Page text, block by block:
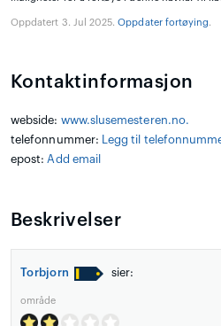
Oppdatert 3. Jul 2025.Oppdater fortøying.
Kontaktinformasjon
webside: www.slusemesteren.no.
telefonnummer:
Legg til
epost: Add email
Beskrivelser
Torbjorn sier:
område